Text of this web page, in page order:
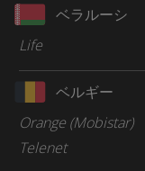
ベラルーシ
Life
ベルギー
Orange (Mobistar)
Telenet